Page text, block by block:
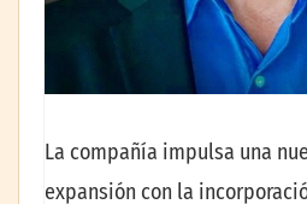
La compañía impulsa una
expansión con la